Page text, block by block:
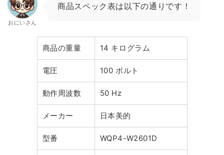
おにいさん
商品スペック表は以下の通りです！
商品の重量 14 キログラム
電圧 100 ボルト
動作周波数 50 Hz
メーカー 日本美的
型番 WQP4-W2601D